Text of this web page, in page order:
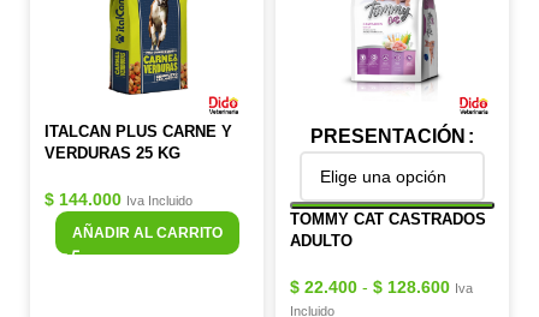
ITALCAN PLUS CARNE Y
VERDURAS 25 KG
$ 144.000 Iva Incluido
AÑADIR AL CARRITO
PRESENTACIÓN
TOMMY CAT CASTRADOS
ADULTO
$ 22.400 - $ 128.600 Iva
Incluido